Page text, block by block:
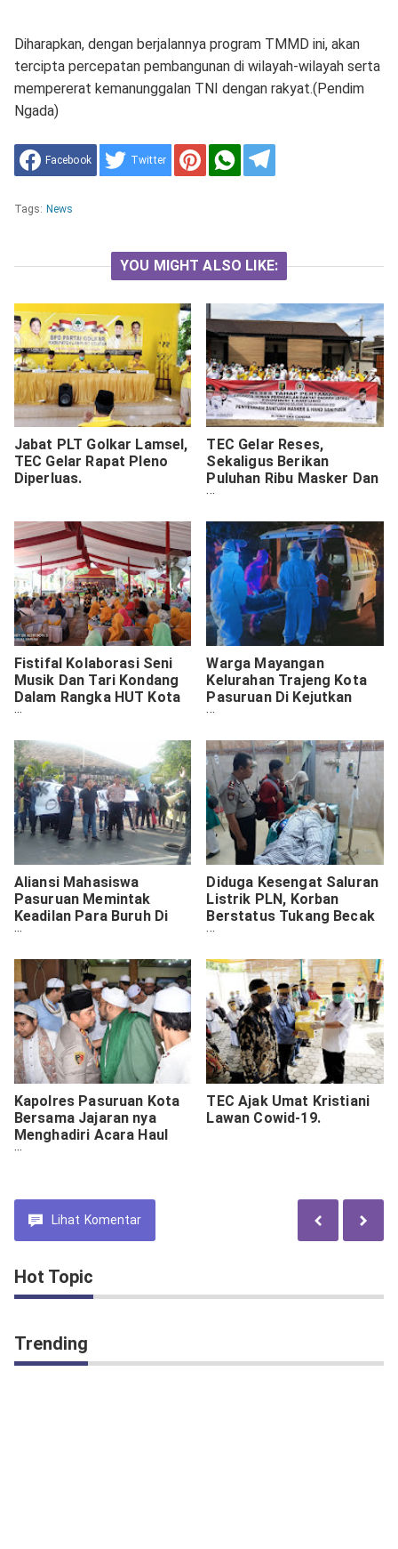
Diharapkan, dengan berjalannya program TMMD ini, akan
tercipta percepatan pembangunan di wilayah-wilayah serta
mempererat kemanunggalan TNI dengan rakyat.(Pendim
Ngada)
Facebook Twitter
Tags: News
YOU MIGHT ALSO LIKE:
Jabat PLT Golkar Lamsel,
TEC Gelar Rapat Pleno
Diperluas.
TEC Gelar Reses,
Sekaligus Berikan
Puluhan Ribu Masker Dan
Hand Sanitizer.
Fistifal Kolaborasi Seni
Musik Dan Tari Kondang
Dalam Rangka HUT Kota
Pasuruan KE-334.
Warga Mayangan
Kelurahan Trajeng Kota
Pasuruan Di Kejutkan
Mayat Didepan Klinik.
Aliansi Mahasiswa
Pasuruan Memintak
Keadilan Para Buruh Di
DPRD Kota Pasuruan.
Diduga Kesengat Saluran
Listrik PLN, Korban
Berstatus Tukang Becak
Dilarikan Ke Rumah Sakit
Kapolres Pasuruan Kota
Bersama Jajaran nya
Menghadiri Acara Haul
Habib Ja'far Bin Syaikhon
TEC Ajak Umat Kristiani
Lawan Cowid-19.
Lihat Komentar
Hot Topic
Trending